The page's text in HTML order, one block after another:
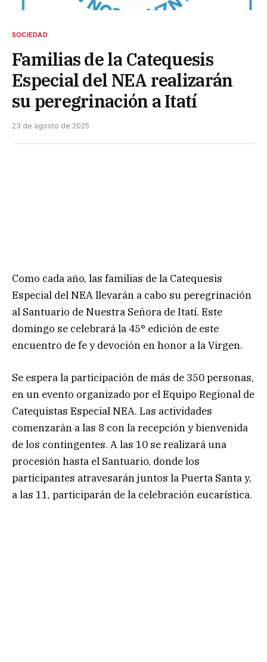
SOCIEDAD
Familias de la Catequesis
Especial del NEA realizarán
su peregrinación a Itatí
23 de agosto de 2025
Como cada año, las familias de la Catequesis
Especial del NEA llevarán a cabo su peregrinación
al Santuario de Nuestra Señora de Itatí. Este
domingo se celebrará la 45° edición de este
encuentro de fe y devoción en honor a la Virgen.
Se espera la participación de más de 350 personas,
en un evento organizado por el Equipo Regional de
Catequistas Especial NEA. Las actividades
comenzarán a las 8 con la recepción y bienvenida
de los contingentes. A las 10 se realizará una
procesión hasta el Santuario, donde los
participantes atravesarán juntos la Puerta Santa y,
a las 11, participarán de la celebración eucarística.